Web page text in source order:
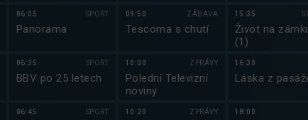
06:05 SPORT
Panorama
06:35 SPORT
BBV po 25 letech
06:45 SPORT
09:50 ZÁBAVA
Tescoma s chutí
10:00 ZPRÁVY
Polední Televizní
noviny
10:20 ZPRÁVY
15:35
Život na
(1)
16:30
Láska z
18:00